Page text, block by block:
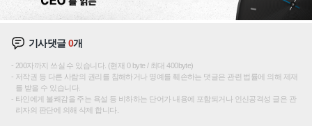
기사댓글0개
200자까지 쓰실 수 있습니다. (현재 0 byte / 최대 400byte)
저작권 등 다른 사람의 권리를 침해하거나 명예를 훼손하는 댓글은 관련 법률에 의해 제재
를 받을 수 있습니다.
타인에게 불쾌감을 주는 욕설 등 비하하는 단어가 내용에 포함되거나 인신공격성 글은 관
리자의 판단에 의해 삭제 합니다.